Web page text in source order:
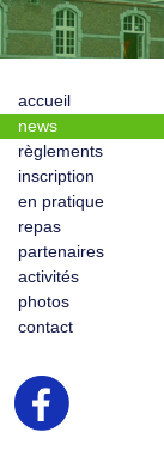
accueil
news
règlements
inscription
en pratique
repas
partenaires
activités
photos
contact